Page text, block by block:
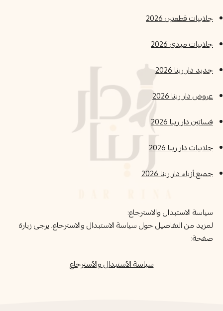
جلابيات قطعتين 2026
جلابيات ميدي 2026
جديد دار رينا 2026
عروض دار رينا 2026
فساتين دار رينا 2026
جلابيات دار رينا 2026
جميع أزياء دار رينا 2026
سياسة الاستبدال والاسترجاع:
لمزيد من التفاصيل حول سياسة الاستبدال والاسترجاع، يرجى زيارة
صفحة:
سياسة الأستبدال والأسترجاع